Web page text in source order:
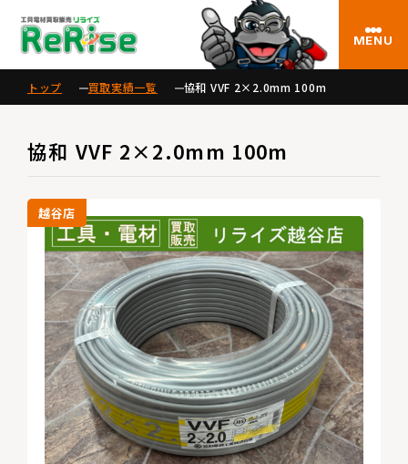
MENU
トップ 買取実績一覧 協和 VVF 2×2.0mm 100m
協和 VVF 2×2.0mm 100m
越谷店